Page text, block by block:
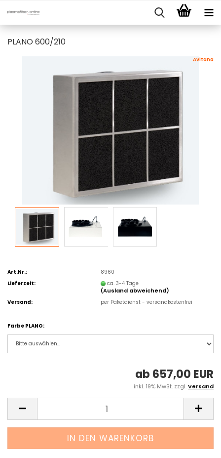
PLANO 600/210
Avitana
Art.Nr.:
8960
Lieferzeit:
ca. 3-4 Tage
(Ausland abweichend)
Versand: per Paketdienst - versandkostenfrei
Farbe PLANO:
ab 657,00 EUR
inkl. 19% MwSt. zzgl.Versand